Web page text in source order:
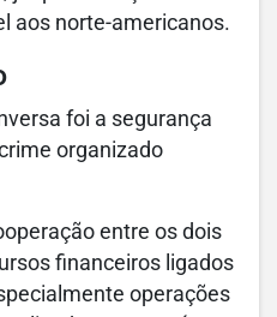
aos norte-americanos.
foi a segurança
organizado
entre os dois
financeiros ligados
operações